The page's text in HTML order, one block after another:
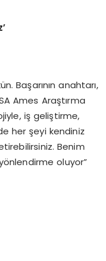
’
Başarının anahtarı,
Ames Araştırma
iş geliştirme,
her şeyi kendiniz
Benim
oluyor”